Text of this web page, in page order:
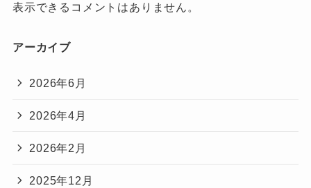
表示できるコメントはありません。
アーカイブ
2026年6月
2026年4月
2026年2月
2025年12月